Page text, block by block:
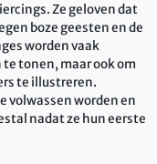
Ze geloven dat
boze geesten en de
worden vaak
tonen, maar ook om
te illustreren.
volwassen worden en
nadat ze hun eerste